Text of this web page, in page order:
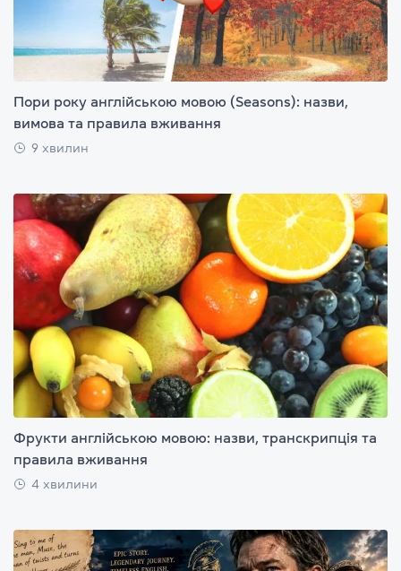
Пори року англійською мовою (Seasons): назви,
вимова та правила вживання
9 хвилин
Фрукти англійською мовою: назви, транскрипція та
правила вживання
4 хвилини